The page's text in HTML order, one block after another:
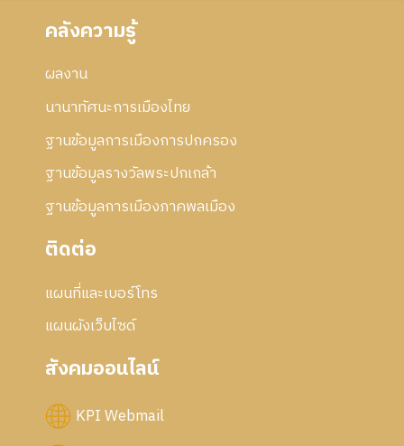
คลังความรู้
ผลงาน
นานาทัศนะการเมืองไทย
ฐานข้อมูลการเมืองการปกครอง
ฐานข้อมูลรางวัลพระปกเกล้า
ฐานข้อมูลการเมืองภาคพลเมือง
ติดต่อ
แผนที่และเบอร์โทร
แผนผังเว็บไซด์
สังคมออนไลน์
KPI Webmail